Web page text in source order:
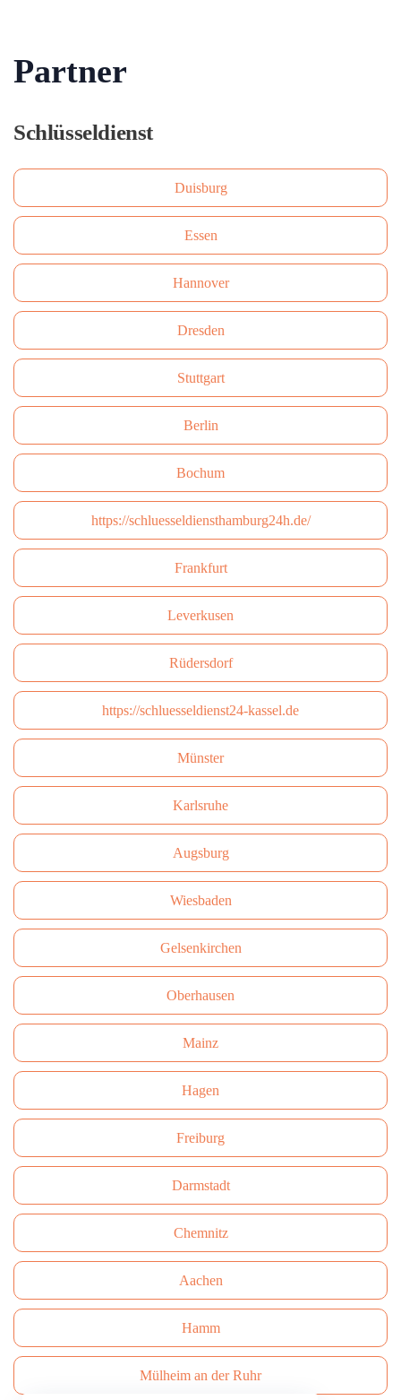
Partner
Schlüsseldienst
Duisburg
Essen
Hannover
Dresden
Stuttgart
Berlin
Bochum
https://schluesseldiensthamburg24h.de/
Frankfurt
Leverkusen
Rüdersdorf
https://schluesseldienst24-kassel.de
Münster
Karlsruhe
Augsburg
Wiesbaden
Gelsenkirchen
Oberhausen
Mainz
Hagen
Freiburg
Darmstadt
Сhemnitz
Aachen
Hamm
Mülheim an der Ruhr